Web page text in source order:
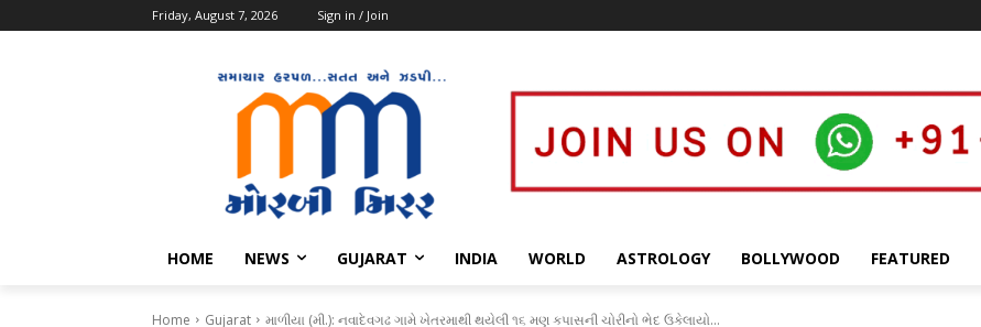
Friday, August 7, 2026 Sign in / Join
HOME NEWS GUJARAT INDIA WORLD ASTROLOGY BOLLYWOOD FEATURED
Home Gujarat માળીયા (મી.): નવાદેવગઢ ગામે ખેતરમાથી થયેલી ૧૬ મણ કપાસની ચોરીનો ભેદ ઉકેલાયો...